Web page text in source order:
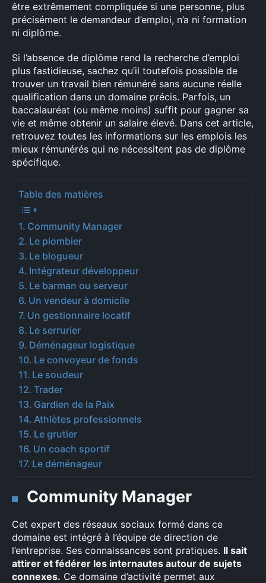
être extrêmement compliquée si une personne, plus
précisément le demandeur d’emploi, n’a ni formation
ni diplôme.
Si l’absence de diplôme rend la recherche d’emploi
plus fastidieuse, sachez qu’il toutefois possible de
trouver un travail bien rémunéré sans aucune réelle
qualification dans un domaine précis. Parfois, un
baccalauréat (ou même moins) suffit pour gagner sa
vie et même obtenir un salaire élevé. Dans cet article,
retrouvez toutes les informations sur les emplois les
mieux rémunérés qui ne nécessitent pas de diplôme
spécifique.
Table des matières
Community Manager
Le plombier
Le blogueur
Intégrateur développeur
Le barman ou serveur
Un vendeur à domicile
Un gestionnaire locatif
Le serrurier
Déménageur logistique
Le convoyeur de fonds
Le soudeur
Trader
Gardien de la Paix
Athlètes professionnels
Le grutier
Un coach sportif
Le déménageur
Community Manager
Cet expert des réseaux sociaux formé dans ce
domaine est intégré à l’équipe de direction de
l’entreprise. Ses connaissances sont pratiques. Il sait
attirer et fédérer les internautes autour de sujets
connexes. Ce domaine d’activité permet aux